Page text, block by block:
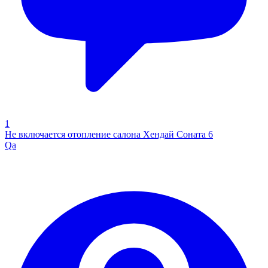
1
Не включается отопление салона Хендай Соната 6
Qa